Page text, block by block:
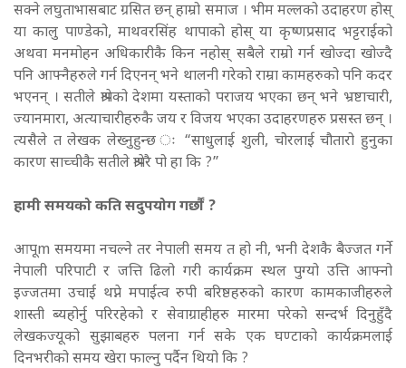
सक्ने लघुताभासबाट ग्रसित छन् हाम्रो समाज । भीम मल्लको उदाहरण होस्
या कालु पाण्डेको, माथवरसिंह थापाको होस् या कृष्णप्रसाद भट्टराईको
अथवा मनमोहन अधिकारीकै किन नहोस् सबैले राम्रो गर्न खोज्दा खोज्दै
पनि आफ्नैहरुले गर्न दिएनन् भने थालनी गरेको राम्रा कामहरुको पनि कदर
भएनन् । सतीले श्रापेको देशमा यस्ताको पराजय भएका छन् भने भ्रष्टाचारी,
ज्यानमारा, अत्याचारीहरुकै जय र विजय भएका उदाहरणहरु प्रसस्त छन् ।
त्यसैले त लेखक लेख्नुहुन्छ ः “साधुलाई शुली, चोरलाई चौतारो हुनुका
कारण साच्चीकै सतीले श्रापेरै पो हा कि ?”
हामी समयको कति सदुपयोग गर्छौं ?
आपूm समयमा नचल्ने तर नेपाली समय त हो नी, भनी देशकै बैज्जत गर्ने
नेपाली परिपाटी र जत्ति ढिलो गरी कार्यक्रम स्थल पुग्यो उत्ति आफ्नो
इज्जतमा उचाई थप्ने मपाईत्व रुपी बरिष्ठहरुको कारण कामकाजीहरुले
शास्ती ब्यहोर्नु परिरहेको र सेवाग्राहीहरु मारमा परेको सन्दर्भ दिनुहुँदै
लेखकज्यूको सुझाबहरु पलना गर्न सके एक घण्टाको कार्यक्रमलाई
दिनभरीको समय खेरा फाल्नु पर्दैन थियो कि ?